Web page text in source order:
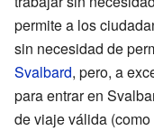
permite a los
sin necesidad de
Svalbard, pero, a
para entrar en
de viaje válida